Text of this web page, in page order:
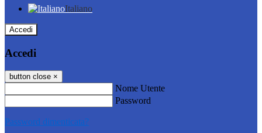
Italiano
Accedi
Accedi
button close ×
Nome Utente
Password
Password dimenticata?